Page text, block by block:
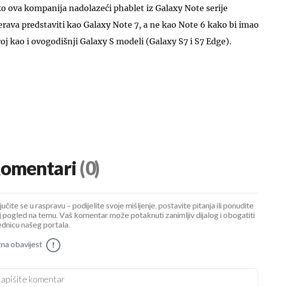
ova kompanija nadolazeći phablet iz Galaxy Note serije
predstaviti kao Galaxy Note 7, a ne kao Note 6 kako bi imao
kao i ovogodišnji Galaxy S modeli (Galaxy S7 i S7 Edge).
(0)
se u raspravu – podijelite svoje mišljenje, postavite pitanja ili ponudite
pogled na temu. Vaš komentar može potaknuti zanimljiv dijalog i obogatiti
našeg portala.
obavijest !